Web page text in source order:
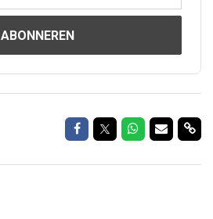
ABONNEREN
Delen op Facebook
Delen op Twitter
Delen op
Delen